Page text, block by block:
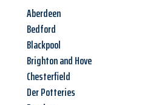
Aberdeen
Bedford
Blackpool
Brighton and Hove
Chesterfield
Der Potteries